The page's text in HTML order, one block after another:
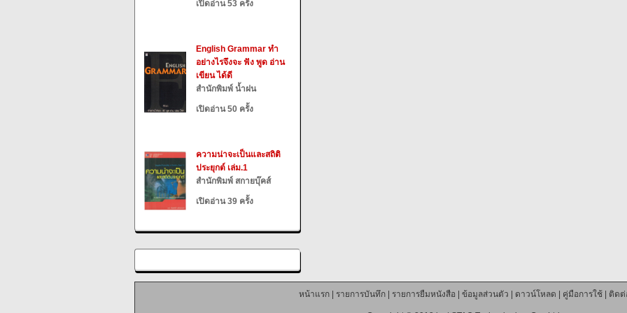
เปิดอ่าน 53 ครั้ง
English Grammar ทำ
อย่างไรจึงจะ ฟัง พูด อ่าน
เขียน ได้ดี
สำนักพิมพ์ น้ำฝน
เปิดอ่าน 50 ครั้ง
ความน่าจะเป็นและสถิติ
ประยุกต์ เล่ม.1
สำนักพิมพ์ สกายบุ๊คส์
เปิดอ่าน 39 ครั้ง
หน้าแรก| รายการบันทึก| รายการยืมหนังสือ ข้อมูลส่วนตัว ดาวน์โหลด คู่มือการใช้| ติดต่